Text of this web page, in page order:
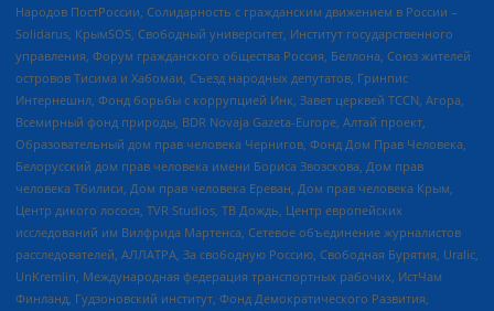
Народов ПостРоссии, Солидарность с гражданским движением в России –
Solidarus, КрымSOS, Свободный университет, Институт государственного
управления, Форум гражданского общества Россия, Беллона, Союз жителей
островов Тисима и Хабомаи, Съезд народных депутатов, Гринпис
Интернешнл, Фонд борьбы с коррупцией Инк, Завет церквей TCCN, Агора,
Всемирный фонд природы, BDR Novaja Gazeta-Europe, Алтай проект,
Образовательный дом прав человека Чернигов, Фонд Дом Прав Человека,
Белорусский дом прав человека имени Бориса Звозскова, Дом прав
человека Тбилиси, Дом прав человека Ереван, Дом прав человека Крым,
Центр дикого лосося, TVR Studios, ТВ Дождь, Центр европейских
исследований им Вилфрида Мартенса, Сетевое объединение журналистов
расследователей, АЛЛАТРА, За свободную Россию, Свободная Бурятия, Uralic,
UnKremlin, Международная федерация транспортных рабочих, ИстЧам
Финланд, Гудзоновский институт, Фонд Демократического Развития,